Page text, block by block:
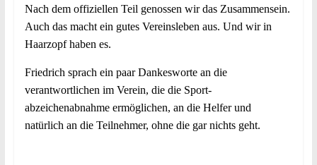
Nach dem offiziellen Teil genossen wir das Zusammensein.
Auch das macht ein gutes Vereinsleben aus. Und wir in
Haarzopf haben es.
Friedrich sprach ein paar Dankesworte an die
verantwortlichen im Verein, die die Sport-
abzeichenabnahme ermöglichen, an die Helfer und
natürlich an die Teilnehmer, ohne die gar nichts geht.